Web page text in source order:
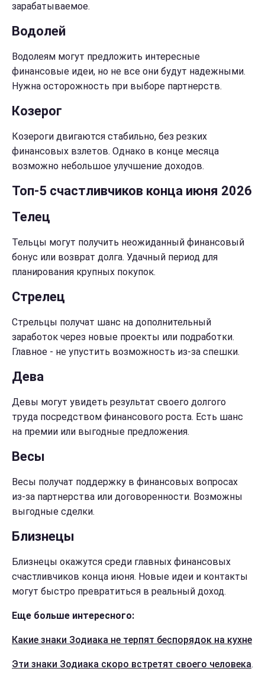
зарабатываемое.
Водолей
Водолеям могут предложить интересные
финансовые идеи, но не все они будут надежными.
Нужна осторожность при выборе партнерств.
Козерог
Козероги двигаются стабильно, без резких
финансовых взлетов. Однако в конце месяца
возможно небольшое улучшение доходов.
Топ-5 счастливчиков конца июня 2026
Телец
Тельцы могут получить неожиданный финансовый
бонус или возврат долга. Удачный период для
планирования крупных покупок.
Стрелец
Стрельцы получат шанс на дополнительный
заработок через новые проекты или подработки.
Главное - не упустить возможность из-за спешки.
Дева
Девы могут увидеть результат своего долгого
труда посредством финансового роста. Есть шанс
на премии или выгодные предложения.
Весы
Весы получат поддержку в финансовых вопросах
из-за партнерства или договоренности. Возможны
выгодные сделки.
Близнецы
Близнецы окажутся среди главных финансовых
счастливчиков конца июня. Новые идеи и контакты
могут быстро превратиться в реальный доход.
Еще больше интересного:
Какие знаки Зодиака не терпят беспорядок на кухне
Эти знаки Зодиака скоро встретят своего человека.